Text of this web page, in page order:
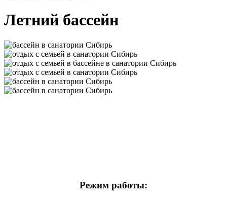
Летний бассейн
Режим работы: